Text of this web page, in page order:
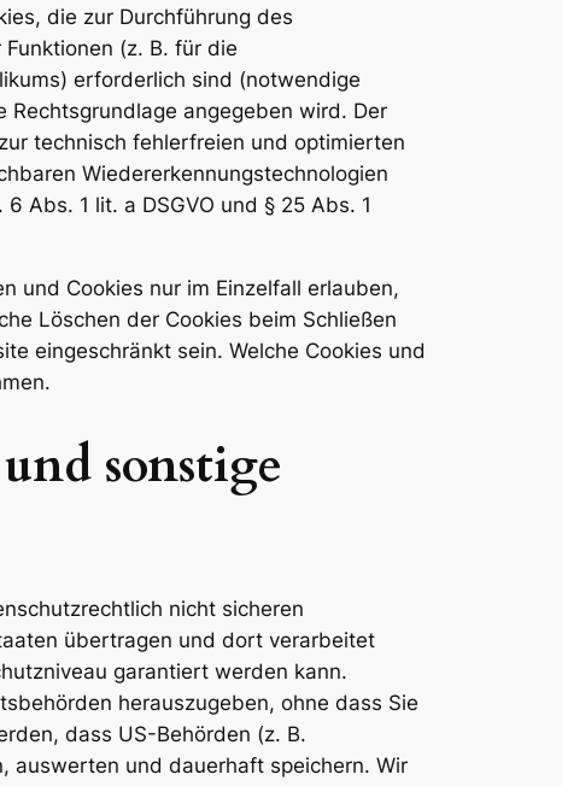
die zur Durchführung des
(z. B. für die
erforderlich sind (notwendige
Rechtsgrundlage angegeben wird. Der
technisch fehlerfreien und optimierten
Wiedererkennungstechnologien
Abs. 1 lit. a DSGVO und § 25 Abs. 1
und Cookies nur im Einzelfall erlauben,
Löschen der Cookies beim Schließen
eingeschränkt sein. Welche Cookies und
sonstige
nicht sicheren
übertragen und dort verarbeitet
garantiert werden kann.
herauszugeben, ohne dass Sie
dass US-Behörden (z. B.
auswerten und dauerhaft speichern. Wir